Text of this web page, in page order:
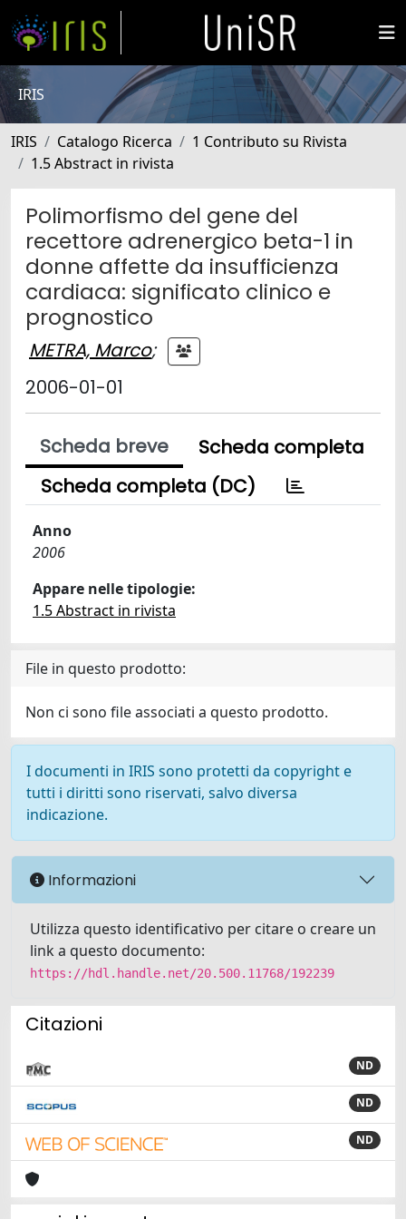
IRIS
IRIS Catalogo Ricerca
1 Contributo su Rivista
1.5 Abstract in rivista
Polimorfismo del gene del
recettore adrenergico beta-1 in
donne affette da insufficienza
cardiaca: significato clinico e
prognostico
METRA, Marco;
2006-01-01
Scheda breve
Scheda completa
Scheda completa (DC)
Anno
2006
Appare nelle tipologie:
1.5 Abstract in rivista
File in questo prodotto:
Non ci sono file associati a questo prodotto.
I documenti in IRIS sono protetti da copyright e
tutti i diritti sono riservati, salvo diversa
indicazione.
Informazioni
Utilizza questo identificativo per citare o creare un
link a questo documento:
https://hdl.handle.net/20.500.11768/192239
Citazioni
ND
ND
ND